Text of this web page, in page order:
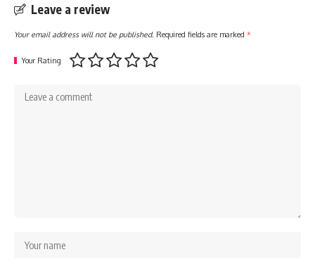
Leave a review
Your email address will not be published. Required fields are marked *
Your Rating